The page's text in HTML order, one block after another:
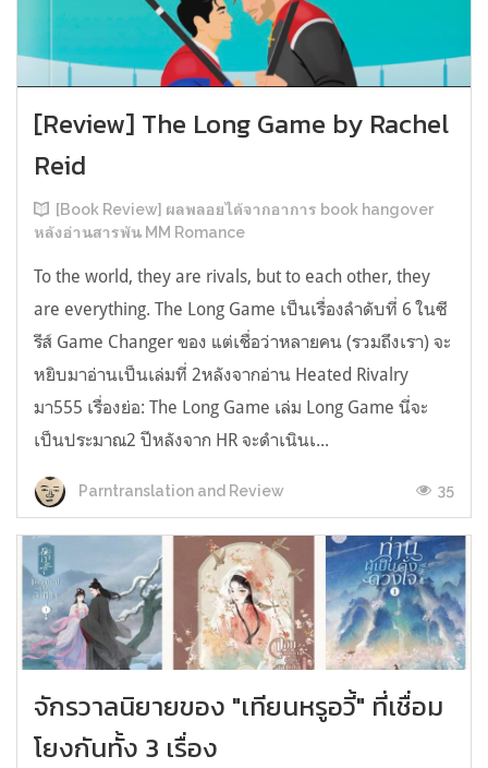
[Review] The Long Game by Rachel
Reid
[Book Review] ผลพลอยได้จากอาการ book hangover
หลังอ่านสารพัน MM Romance
To the world, they are rivals, but to each other, they
are everything. The Long Game เป็นเรื่องลำดับที่ 6 ในซี
รีส์ Game Changer ของ แต่เชื่อว่าหลายคน (รวมถึงเรา) จะ
หยิบมาอ่านเป็นเล่มที่ 2หลังจากอ่าน Heated Rivalry
มา555 เรื่องย่อ: The Long Game เล่ม Long Game นี่จะ
เป็นประมาณ2 ปีหลังจาก HR จะดำเนินเ...
Parntranslation and Review 35
จักรวาลนิยายของ "เทียนหรูอวี้" ที่เชื่อม
โยงกันทั้ง 3 เรื่อง